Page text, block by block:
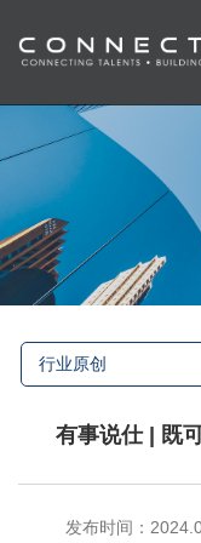
行业原创
有事说仕 | 既
发布时间：